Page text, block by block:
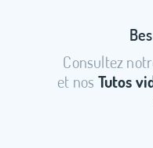
Consultez
et nos Tutos